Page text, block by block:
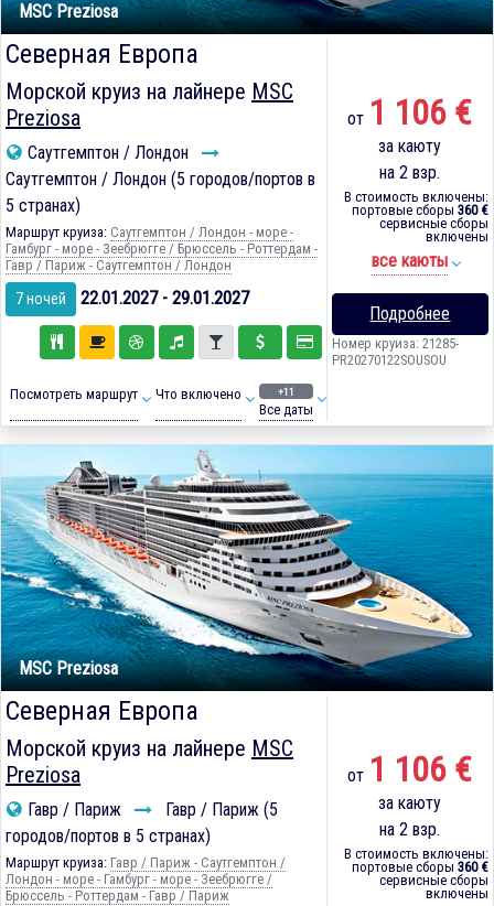
MSC Preziosa
Северная Европа
Морской круиз на лайнере MSC
Preziosa
Саутгемптон / Лондон
Саутгемптон / Лондон (5 городов/портов в
5 странах)
Маршрут круиза: Саутгемптон / Лондон - море -
Гамбург - море - Зеебрюгге / Брюссель - Роттердам -
Гавр / Париж - Саутгемптон / Лондон
7 ночей 22.01.2027 - 29.01.2027
Посмотреть маршрут Что включено +11
Все даты
от 1 106 €
за каюту
на 2 взр.
В стоимость включены:
портовые сборы 360 €
сервисные сборы
включены
все каюты
Подробнее
Номер круиза: 21285-
PR20270122SOUSOU
MSC Preziosa
Северная Европа
Морской круиз на лайнере MSC
Preziosa
Гавр / Париж
Гавр / Париж (5
городов/портов в 5 странах)
Маршрут круиза: Гавр / Париж - Саутгемптон /
Лондон - море - Гамбург - море - Зеебрюгге /
Брюссель - Роттердам - Гавр / Париж
от 1 106 €
за каюту
на 2 взр.
В стоимость включены:
портовые сборы 360 €
сервисные сборы
включены